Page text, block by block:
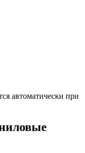
автоматически при